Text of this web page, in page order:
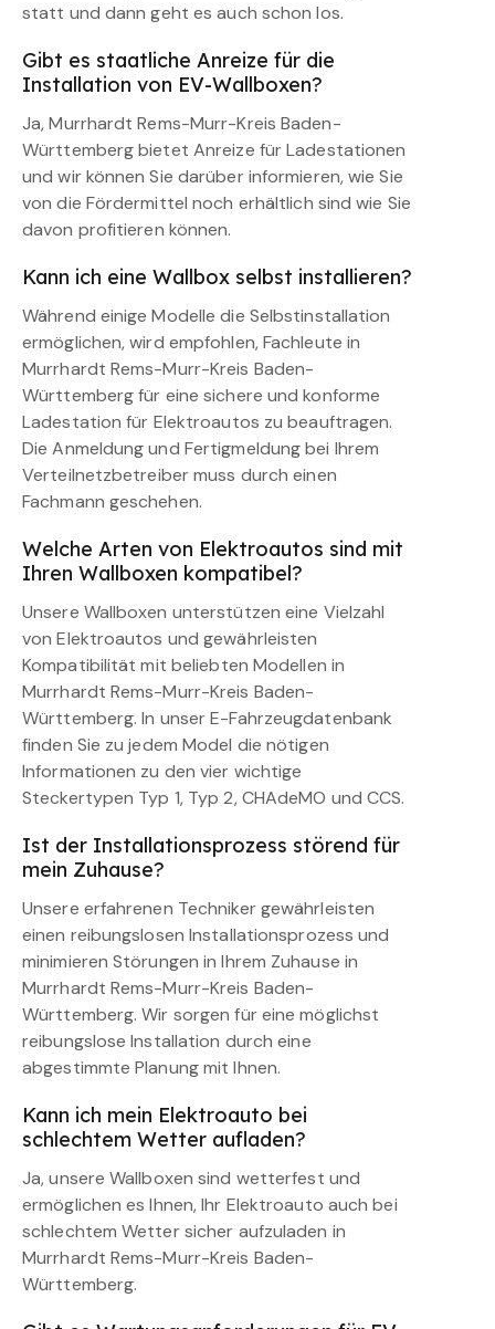
statt und dann geht es auch schon los.
Gibt es staatliche Anreize für die
Installation von EV-Wallboxen?
Ja, Murrhardt Rems-Murr-Kreis Baden-
Württemberg bietet Anreize für Ladestationen
und wir können Sie darüber informieren, wie Sie
von die Fördermittel noch erhältlich sind wie Sie
davon profitieren können.
Kann ich eine Wallbox selbst installieren?
Während einige Modelle die Selbstinstallation
ermöglichen, wird empfohlen, Fachleute in
Murrhardt Rems-Murr-Kreis Baden-
Württemberg für eine sichere und konforme
Ladestation für Elektroautos zu beauftragen.
Die Anmeldung und Fertigmeldung bei Ihrem
Verteilnetzbetreiber muss durch einen
Fachmann geschehen.
Welche Arten von Elektroautos sind mit
Ihren Wallboxen kompatibel?
Unsere Wallboxen unterstützen eine Vielzahl
von Elektroautos und gewährleisten
Kompatibilität mit beliebten Modellen in
Murrhardt Rems-Murr-Kreis Baden-
Württemberg. In unser E-Fahrzeugdatenbank
finden Sie zu jedem Model die nötigen
Informationen zu den vier wichtige
Steckertypen Typ 1, Typ 2, CHAdeMO und CCS.
Ist der Installationsprozess störend für
mein Zuhause?
Unsere erfahrenen Techniker gewährleisten
einen reibungslosen Installationsprozess und
minimieren Störungen in Ihrem Zuhause in
Murrhardt Rems-Murr-Kreis Baden-
Württemberg. Wir sorgen für eine möglichst
reibungslose Installation durch eine
abgestimmte Planung mit Ihnen.
Kann ich mein Elektroauto bei
schlechtem Wetter aufladen?
Ja, unsere Wallboxen sind wetterfest und
ermöglichen es Ihnen, Ihr Elektroauto auch bei
schlechtem Wetter sicher aufzuladen in
Murrhardt Rems-Murr-Kreis Baden-
Württemberg.